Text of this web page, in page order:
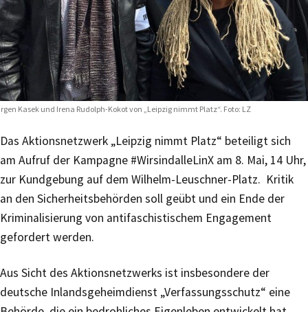
Kasek und Irena Rudolph-Kokot von „Leipzig nimmt Platz“. Foto: LZ
Das Aktionsnetzwerk „Leipzig nimmt Platz“ beteiligt sich
am Aufruf der Kampagne #WirsindalleLinX am 8. Mai, 14 Uhr,
zur Kundgebung auf dem Wilhelm-Leuschner-Platz. Kritik
an den Sicherheitsbehörden soll geübt und ein Ende der
Kriminalisierung von antifaschistischem Engagement
gefordert werden.
Aus Sicht des Aktionsnetzwerks ist insbesondere der
deutsche Inlandsgeheimdienst „Verfassungsschutz“ eine